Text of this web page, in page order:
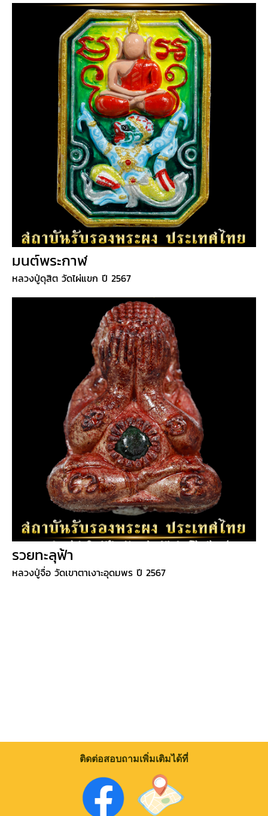
มนต์พระกาฬ
หลวงปู่ดุสิต วัดไผ่แขก ปี 2567
รวยทะลุฟ้า
หลวงปู่จื่อ วัดเขาตาเงาะอุดมพร ปี 2567
ติดต่อสอบถามเพิ่มเติมได้ที่